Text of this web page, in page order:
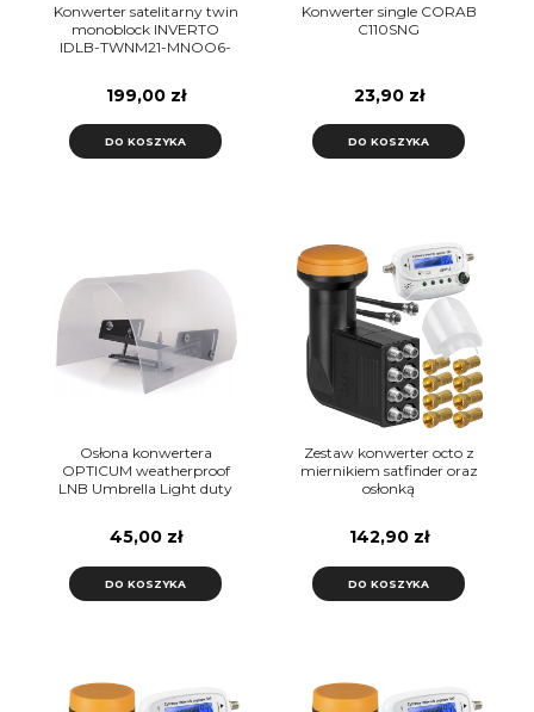
Konwerter satelitarny twin
monoblock INVERTO
IDLB-TWNM21-MNOO6-
199,00 zł
DO KOSZYKA
Konwerter single CORAB
C110SNG
23,90 zł
DO KOSZYKA
Osłona konwertera
OPTICUM weatherproof
LNB Umbrella Light duty
45,00 zł
DO KOSZYKA
Zestaw konwerter octo z
miernikiem satfinder oraz
osłonką
142,90 zł
DO KOSZYKA